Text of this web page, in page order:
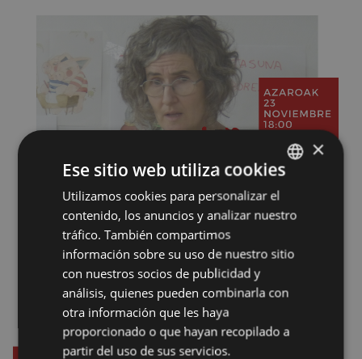
BASQUE
SPANISH
×
Ese sitio web utiliza cookies
Utilizamos cookies para personalizar el
contenido, los anuncios y analizar nuestro
tráfico. También compartimos
información sobre su uso de nuestro sitio
con nuestros socios de publicidad y
análisis, quienes pueden combinarla con
otra información que les haya
proporcionado o que hayan recopilado a
partir del uso de sus servicios.